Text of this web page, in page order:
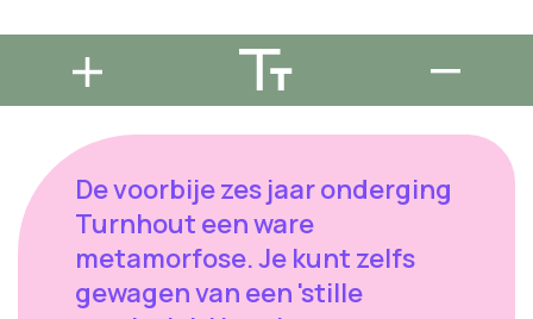
De voorbije zes jaar onderging
Turnhout een ware
metamorfose. Je kunt zelfs
gewagen van een 'stille